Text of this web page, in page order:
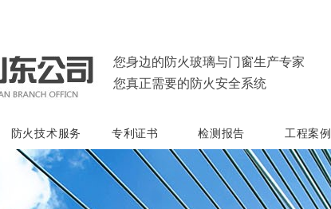
您身边的防火玻璃与门窗生产专家
您真正需要的防火安全系统
防火技术服务 专利证书 检测报告 工程案例